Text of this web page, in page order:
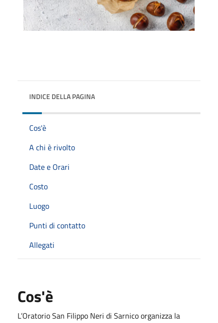
INDICE DELLA PAGINA
Cos'è
A chi è rivolto
Date e Orari
Costo
Luogo
Punti di contatto
Allegati
Cos'è
L’Oratorio San Filippo Neri di Sarnico organizza la